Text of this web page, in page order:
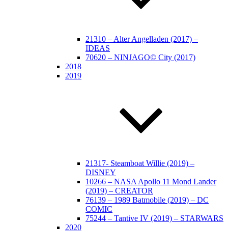
21310 – Alter Angelladen (2017) –
IDEAS
70620 – NINJAGO© City (2017)
2018
2019
21317- Steamboat Willie (2019) –
DISNEY
10266 – NASA Apollo 11 Mond Lander
(2019) – CREATOR
76139 – 1989 Batmobile (2019) – DC
COMIC
75244 – Tantive IV (2019) – STARWARS
2020